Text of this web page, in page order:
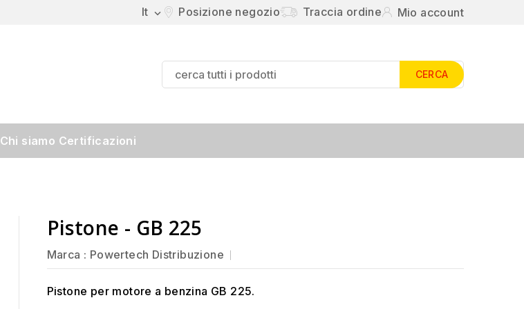
It  Posizione negozio Traccia ordine Mio account
CERCA
Chi siamo Certificazioni
Pistone - GB 225
Marca : Powertech Distribuzione
Pistone per motore a benzina GB 225.